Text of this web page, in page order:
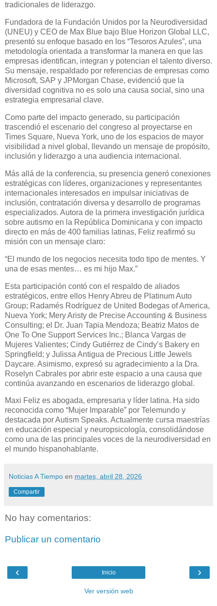
tradicionales de liderazgo.
Fundadora de la Fundación Unidos por la Neurodiversidad
(UNEU) y CEO de Max Blue bajo Blue Horizon Global LLC,
presentó su enfoque basado en los “Tesoros Azules”, una
metodología orientada a transformar la manera en que las
empresas identifican, integran y potencian el talento diverso.
Su mensaje, respaldado por referencias de empresas como
Microsoft, SAP y JPMorgan Chase, evidenció que la
diversidad cognitiva no es solo una causa social, sino una
estrategia empresarial clave.
Como parte del impacto generado, su participación
trascendió el escenario del congreso al proyectarse en
Times Square, Nueva York, uno de los espacios de mayor
visibilidad a nivel global, llevando un mensaje de propósito,
inclusión y liderazgo a una audiencia internacional.
Más allá de la conferencia, su presencia generó conexiones
estratégicas con líderes, organizaciones y representantes
internacionales interesados en impulsar iniciativas de
inclusión, contratación diversa y desarrollo de programas
especializados. Autora de la primera investigación jurídica
sobre autismo en la República Dominicana y con impacto
directo en más de 400 familias latinas, Feliz reafirmó su
misión con un mensaje claro:
“El mundo de los negocios necesita todo tipo de mentes. Y
una de esas mentes… es mi hijo Max.”
Esta participación contó con el respaldo de aliados
estratégicos, entre ellos Henry Abreu de Platinum Auto
Group; Radamés Rodríguez de United Bodegas of America,
Nueva York; Mery Aristy de Precise Accounting & Business
Consulting; el Dr. Juan Tapia Mendoza; Beatriz Matos de
One To One Support Services Inc.; Blanca Vargas de
Mujeres Valientes; Cindy Gutiérrez de Cindy’s Bakery en
Springfield; y Julissa Antigua de Precious Little Jewels
Daycare. Asimismo, expresó su agradecimiento a la Dra.
Roselyn Cabrales por abrir este espacio a una causa que
continúa avanzando en escenarios de liderazgo global.
Maxi Feliz es abogada, empresaria y líder latina. Ha sido
reconocida como “Mujer Imparable” por Telemundo y
destacada por Autism Speaks. Actualmente cursa maestrías
en educación especial y neuropsicología, consolidándose
como una de las principales voces de la neurodiversidad en
el mundo hispanohablante.
Noticias A Tiempo en martes, abril 28, 2026
Compartir
No hay comentarios:
Publicar un comentario
‹ ›
Inicio
Ver versión web